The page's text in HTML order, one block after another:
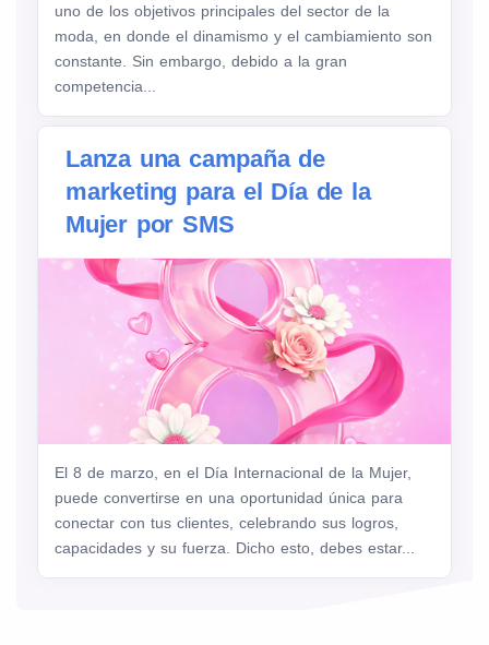
uno de los objetivos principales del sector de la
moda, en donde el dinamismo y el cambiamiento son
constante. Sin embargo, debido a la gran
competencia...
Lanza una campaña de
marketing para el Día de la
Mujer por SMS
El 8 de marzo, en el Día Internacional de la Mujer,
puede convertirse en una oportunidad única para
conectar con tus clientes, celebrando sus logros,
capacidades y su fuerza. Dicho esto, debes estar...